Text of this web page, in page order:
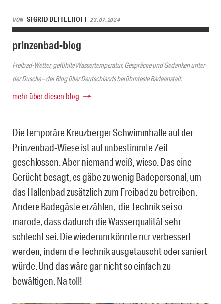
VON SIGRID DEITELHOFF23.07.2024
prinzenbad-blog
Freibad-Wetter, gefühlte Wassertemperatur, Gespräche und Gedanken unter
der Dusche – der Blog über Deutschlands berühmteste Badeanstalt.
mehr über diesen blog
Die temporäre Kreuzberger Schwimmhalle auf der
Prinzenbad-Wiese ist auf unbestimmte Zeit
geschlossen. Aber niemand weiß, wieso. Das eine
Gerücht besagt, es gäbe zu wenig Badepersonal, um
das Hallenbad zusätzlich zum Freibad zu betreiben.
Andere Badegäste erzählen, die Technik sei so
marode, dass dadurch die Wasserqualität sehr
schlecht sei. Die wiederum könnte nur verbessert
werden, indem die Technik ausgetauscht oder saniert
würde. Und das wäre gar nicht so einfach zu
bewältigen. Na toll!